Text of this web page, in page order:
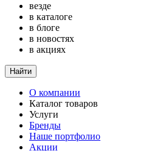
везде
в каталоге
в блоге
в новостях
в акциях
Найти
О компании
Каталог товаров
Услуги
Бренды
Наше портфолио
Акции